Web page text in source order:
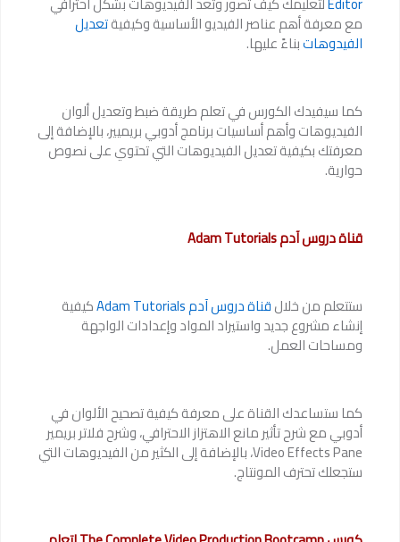
مع معرفة أهم عناصر الفيديو الأساسية وكيفيةتعديل
الفيدوهاتبناءً عليها.
كما سيفيدك الكورس في تعلم طريقة ضبط وتعديل ألوان
الفيديوهات وأهم أساسيات برنامج أدوبي بريميير، بالإضافة إلى
معرفتك بكيفية تعديل الفيديوهات التي تحتوي على نصوص
حوارية.
قناة دروس آدم Adam Tutorials
ستتعلم من خلالقناة دروس آدم Adam Tutorials كيفية
إنشاء مشروع جديد واستيراد المواد وإعدادات الواجهة
ومساحات العمل.
كما ستساعدك القناة على معرفة كيفية تصحيح الألوان في
أدوبي مع شرح تأثير مانع الاهتزاز الاحترافي، وشرح فلاتر بريمير
Video Effects Pane، بالإضافة إلى الكثير من الفيديوهات التي
ستجعلك تحترف المونتاج.